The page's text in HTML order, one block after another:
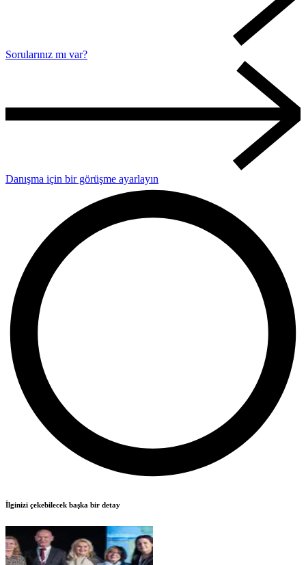
Sorularınız mı var?
Danışma için bir görüşme ayarlayın
İlginizi çekebilecek başka bir detay